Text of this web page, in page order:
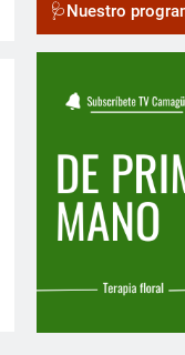
🩺Nuestro